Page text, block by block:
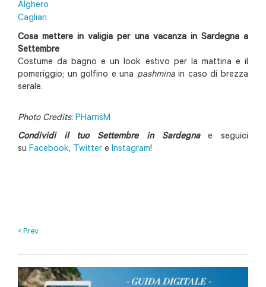
Alghero
Cagliari
Cosa mettere in valigia per una vacanza in Sardegna a
Settembre
Costume da bagno e un look estivo per la mattina e il
pomeriggio; un golfino e una pashminain caso di brezza
serale.
Photo Credits: PHarrisM
Condividi il tuo Settembre in Sardegnaeseguici
su Facebook, Twitter e Instagram!
< Prev